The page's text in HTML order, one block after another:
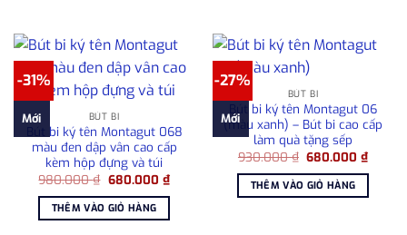
-31%
Mới BÚT BI
Bút bi ký tên Montagut 068
màu đen dập vân cao cấp
kèm hộp đựng và túi
980.000₫ Giá
là:
980.000 ₫.
680.000 ₫Giá
hiện
680.000 ₫.
THÊM VÀO GIỎ HÀNG
-27%
Mới
BÚT BI
Bút bi ký tên Montagut 06
(màu xanh) – Bút bi cao cấp
làm quà tặng sếp
930.000₫ Giá
là:
930.000 ₫.
680.000₫Giá
hiện
THÊM VÀO GIỎ HÀNG